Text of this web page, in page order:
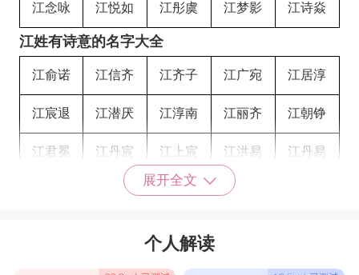
江念咏 江悦如 江彤虞 江梦影 江诗焱
江姓有诗意的名字大全
江俞诺 江信齐 江齐子 江广宛 江居淳
江宸退 江潜厌 江淳南 江丽齐 江朝铮
江君冕 江丹宸 江上宸 江洪易 江丹易
江燕芝 江仙筠 江涵释
江馥来 江路跃 江锦琅 江琼喜
展开全文
个人解读